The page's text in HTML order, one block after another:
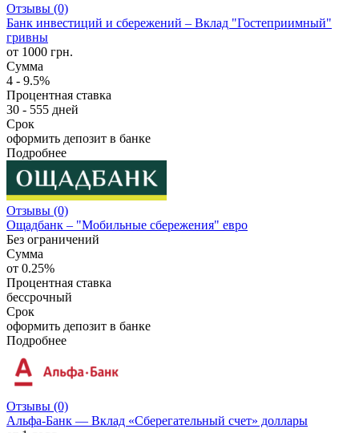
Отзывы (0)
Банк инвестиций и сбережений – Вклад "Гостеприимный"
гривны
от 1000 грн.
Сумма
4 - 9.5%
Процентная ставка
30 - 555 дней
Срок
оформить депозит в банке
Подробнее
Отзывы (0)
Ощадбанк – "Мобильные сбережения" евро
Без ограничений
Сумма
от 0.25%
Процентная ставка
бессрочный
Срок
оформить депозит в банке
Подробнее
Отзывы (0)
Альфа-Банк — Вклад «Сберегательный счет» доллары